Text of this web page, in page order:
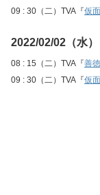
09 : 30（二）TVA『仮
2022/02/02（水）
08 : 15（二）TVA『善
09 : 30（二）TVA『仮